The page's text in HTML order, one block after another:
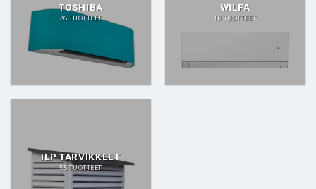
TOSHIBA
26 TUOTTEET
WILFA
10 TUOTTEET
ILP TARVIKKEET
55 TUOTTEET